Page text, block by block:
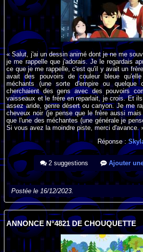
« Salut, j'ai un dessin animé dont je ne me
je me rappelle que j'adorais. Je le regardais
ce que je me rappelle, c'est qu'il y avait un
avait des pouvoirs de couleur bleue
méchants (une sorte d'empire ou quelque
cherchaient des gens avec des pouvoirs
vaisseaux et le frère en reparlait, je crois. Et
assez aride, genre désert ou canyon. Je me
cheveux noir (je pense que le frère aussi
que l'une des méchantes (une générale je
Si vous avez la moindre piste, merci d'avance.
Réponse :
2 suggestions Ajouter
Postée le 16/12/2023.
ANNONCE N°4821 DE CHOUQUETTE